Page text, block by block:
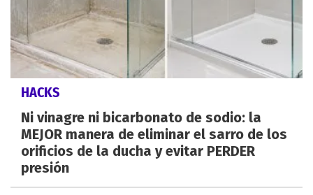
HACKS
Ni vinagre ni bicarbonato de sodio: la
MEJOR manera de eliminar el sarro de los
orificios de la ducha y evitar PERDER
presión